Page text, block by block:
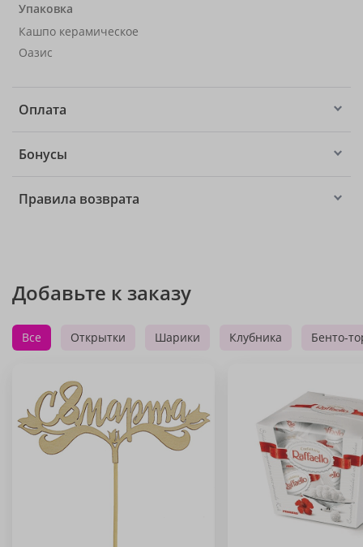
Упаковка
Кашпо керамическое
Оазис
Оплата
Бонусы
Правила возврата
Добавьте к заказу
Все Открытки Шарики Клубника Бенто-